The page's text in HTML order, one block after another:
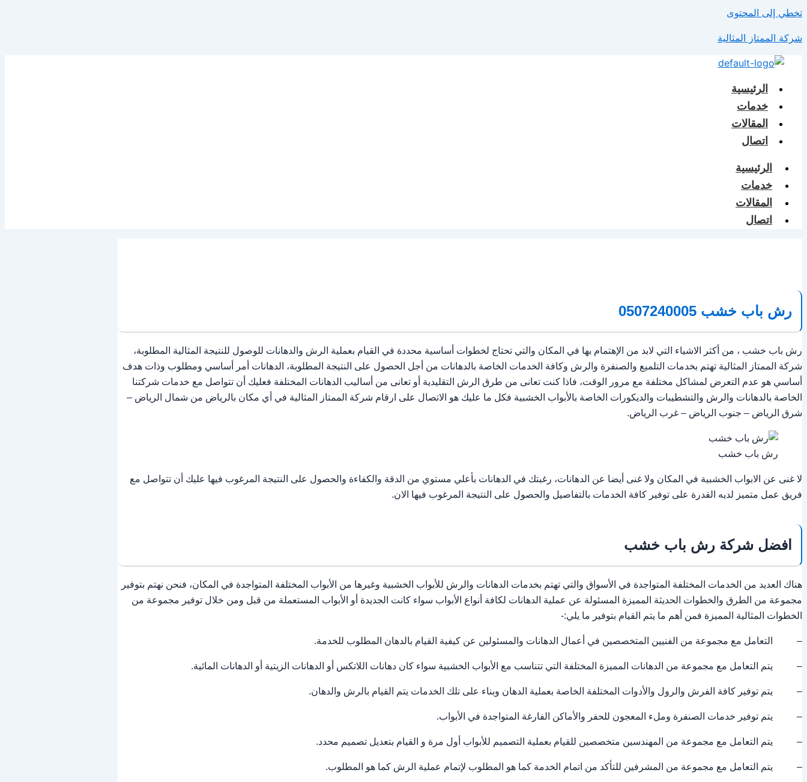
تخطي إلى المحتوى
شركة الممتاز المثالية
الرئيسية
خدمات
المقالات
اتصال
الرئيسية
خدمات
المقالات
اتصال
رش باب خشب 0507240005
رش باب خشب ، من أكثر الاشياء التي لابد من الإهتمام بها في المكان والتي تحتاج لخطوات أساسية محددة في القيام بعملية الرش والدهانات للوصول للنتيجة المثالية المطلوبة،
شركة الممتاز المثالية تهتم بخدمات التلميع والصنفرة والرش وكافة الخدمات الخاصة بالدهانات من أجل الحصول على النتيجة المطلوبة، الدهانات أمر أساسي ومطلوب وذات هدف
أساسي هو عدم التعرض لمشاكل مختلفة مع مرور الوقت، فاذا كنت تعانى من طرق الرش التقليدية أو تعانى من أساليب الدهانات المختلفة فعليك أن تتواصل مع خدمات شركتنا
الخاصة بالدهانات والرش والتشطيبات والديكورات الخاصة بالأبواب الخشبية فكل ما عليك هو الاتصال على ارقام شركة الممتاز المثالية في أي مكان بالرياض من شمال الرياض –
شرق الرياض – جنوب الرياض – غرب الرياض.
رش باب خشب
لا غنى عن الابواب الخشبية في المكان ولا غنى أيضا عن الدهانات، رغبتك في الدهانات بأعلي مستوي من الدقة والكفاءة والحصول على النتيجة المرغوب فيها عليك أن تتواصل مع
فريق عمل متميز لديه القدرة على توفير كافة الخدمات بالتفاصيل والحصول على النتيجة المرغوب فيها الان.
افضل شركة رش باب خشب
هناك العديد من الخدمات المختلفة المتواجدة في الأسواق والتي تهتم بخدمات الدهانات والرش للأبواب الخشبية وغيرها من الأبواب المختلفة المتواجدة في المكان، فنحن نهتم بتوفير
مجموعة من الطرق والخطوات الحديثة المميزة المسئولة عن عملية الدهانات لكافة أنواع الأبواب سواء كانت الجديدة أو الأبواب المستعملة من قبل ومن خلال توفير مجموعة من
الخطوات المثالية المميزة فمن أهم ما يتم القيام بتوفير ما يلي:-
– التعامل مع مجموعة من الفنيين المتخصصين في أعمال الدهانات والمسئولين عن كيفية القيام بالدهان المطلوب للخدمة.
– يتم التعامل مع مجموعة من الدهانات المميزة المختلفة التي تتناسب مع الأبواب الخشبية سواء كان دهانات اللاتكس أو الدهانات الزيتية أو الدهانات المائية.
– يتم توفير كافة الفرش والرول والأدوات المختلفة الخاصة بعملية الدهان وبناء على تلك الخدمات يتم القيام بالرش والدهان.
– يتم توفير خدمات الصنفرة وملء المعجون للحفر والأماكن الفارغة المتواجدة في الأبواب.
– يتم التعامل مع مجموعة من المهندسين متخصصين للقيام بعملية التصميم للأبواب أول مرة و القيام بتعديل تصميم محدد.
– يتم التعامل مع مجموعة من المشرفين للتأكد من اتمام الخدمة كما هو المطلوب لإتمام عملية الرش كما هو المطلوب.